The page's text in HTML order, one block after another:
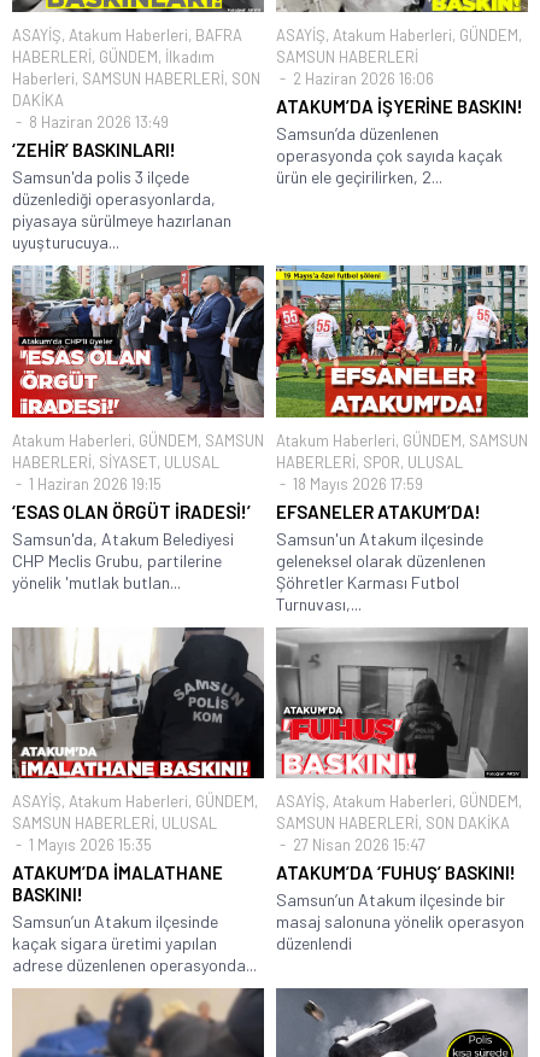
ASAYİŞ, Atakum Haberleri, BAFRA
HABERLERİ, GÜNDEM, İlkadım
Haberleri, SAMSUN HABERLERİ, SON
DAKİKA
8 Haziran 2026 13:49
‘ZEHİR’ BASKINLARI!
Samsun'da polis 3 ilçede
düzenlediği operasyonlarda,
piyasaya sürülmeye hazırlanan
uyuşturucuya...
ASAYİŞ, Atakum Haberleri, GÜNDEM,
SAMSUN HABERLERİ
2 Haziran 2026 16:06
ATAKUM’DA İŞYERİNE BASKIN!
Samsun’da düzenlenen
operasyonda çok sayıda kaçak
ürün ele geçirilirken, 2...
Atakum Haberleri, GÜNDEM, SAMSUN
HABERLERİ, SİYASET, ULUSAL
1 Haziran 2026 19:15
‘ESAS OLAN ÖRGÜT İRADESİ!’
Samsun'da, Atakum Belediyesi
CHP Meclis Grubu, partilerine
yönelik 'mutlak butlan...
Atakum Haberleri, GÜNDEM, SAMSUN
HABERLERİ, SPOR, ULUSAL
18 Mayıs 2026 17:59
EFSANELER ATAKUM’DA!
Samsun'un Atakum ilçesinde
geleneksel olarak düzenlenen
Şöhretler Karması Futbol
Turnuvası,...
ASAYİŞ, Atakum Haberleri, GÜNDEM,
SAMSUN HABERLERİ, ULUSAL
1 Mayıs 2026 15:35
ATAKUM’DA İMALATHANE
BASKINI!
Samsun’un Atakum ilçesinde
kaçak sigara üretimi yapılan
adrese düzenlenen operasyonda...
ASAYİŞ, Atakum Haberleri, GÜNDEM,
SAMSUN HABERLERİ, SON DAKİKA
27 Nisan 2026 15:47
ATAKUM’DA ‘FUHUŞ’ BASKINI!
Samsun’un Atakum ilçesinde bir
masaj salonuna yönelik operasyon
düzenlendi